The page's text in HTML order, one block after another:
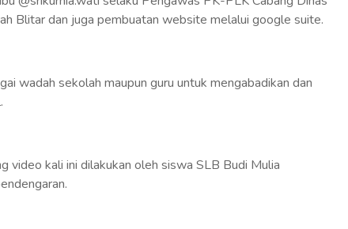
Blitar dan juga pembuatan website melalui google suite.
wadah sekolah maupun guru untuk mengabadikan dan
video kali ini dilakukan oleh siswa SLB Budi Mulia